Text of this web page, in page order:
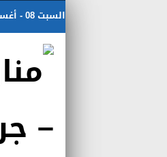
السبت 08 - أغسطس - 2026